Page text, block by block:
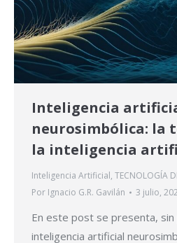
Inteligencia
neurosimbólica: la
la inteligencia
Inteligencia Artificial, TECNOLOGÍA
Por Ignacio G.R. Gavilán 3 julio,
En este post se presenta,
inteligencia artificial